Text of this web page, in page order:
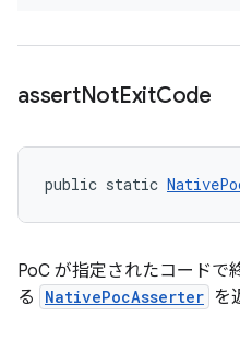
assertNotExitCode
public static
PoC が指定されたコードで
る
NativePocAsserter を